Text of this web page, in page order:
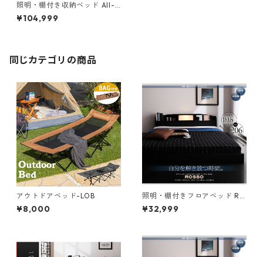
照明・棚付き収納ベッド All-o
ne オールワン ラテックス入り
国産ポケットコイルマットレ
¥104,999
同じカテゴリの商品
アウトドアベッド-LOB
¥8,000
照明・棚付きフロアベッド RO
SSO ロッソ ベッドフレームの
み シングル レギュラー丈
¥32,999